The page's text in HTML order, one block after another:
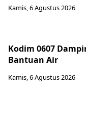
Kamis, 6 Agustus 2026
Kodim 0607
Bantuan Air
Kamis, 6 Agustus 2026